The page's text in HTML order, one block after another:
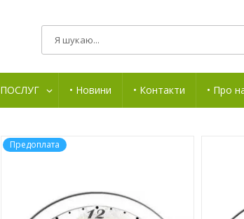
• Новини • Контакти • Про
Предоплата